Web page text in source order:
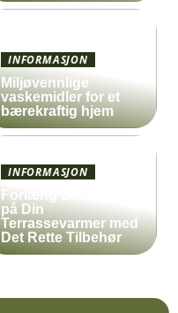
INFORMASJON
Miljøvennlige
vaskemidler for et
bærekraftig hjem
INFORMASJON
Forlæng Levetiden
på Din
Terrassevarmer med
Det Rette Tilbehør